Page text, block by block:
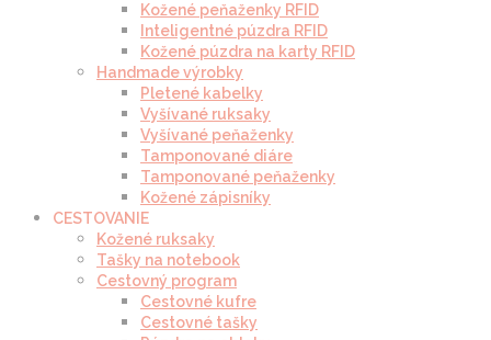
Kožené peňaženky RFID
Inteligentné púzdra RFID
Kožené púzdra na karty RFID
Handmade výrobky
Pletené kabelky
Vyšívané ruksaky
Vyšívané peňaženky
Tamponované diáre
Tamponované peňaženky
Kožené zápisníky
CESTOVANIE
Kožené ruksaky
Tašky na notebook
Cestovný program
Cestovné kufre
Cestovné tašky